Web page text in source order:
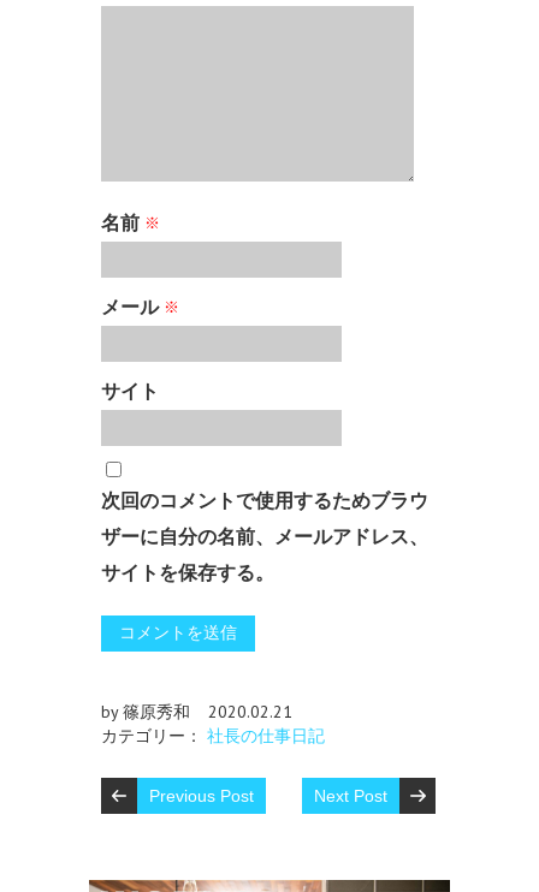
名前 ※
メール ※
サイト
次回のコメントで使用するためブラウ
ザーに自分の名前、メールアドレス、
サイトを保存する。
by 篠原秀和
2020.02.21
カテゴリー： 社長の仕事日記
Previous Post Next Post